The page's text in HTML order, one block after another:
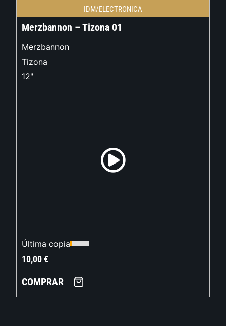
IDM/ELECTRONICA
Merzbannon – Tizona 01
Merzbannon
Tizona
12"
Última copia
10,00€
COMPRAR